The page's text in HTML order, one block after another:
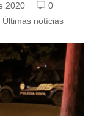
2020
0
Últimas notícias